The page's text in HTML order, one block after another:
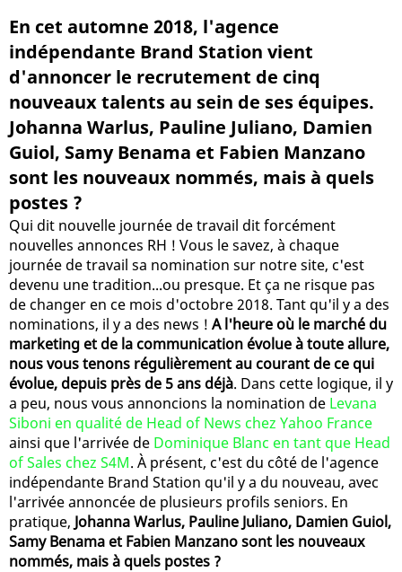
En cet automne 2018, l'agence
indépendante Brand Station vient
d'annoncer le recrutement de cinq
nouveaux talents au sein de ses équipes.
Johanna Warlus, Pauline Juliano, Damien
Guiol, Samy Benama et Fabien Manzano
sont les nouveaux nommés, mais à quels
postes ?
Qui dit nouvelle journée de travail dit forcément
nouvelles annonces RH ! Vous le savez, à chaque
journée de travail sa nomination sur notre site, c'est
devenu une tradition...ou presque. Et ça ne risque pas
de changer en ce mois d'octobre 2018. Tant qu'il y a des
nominations, il y a des news ! A l'heure où le marché du
marketing et de la communication évolue à toute allure,
nous vous tenons régulièrement au courant de ce qui
évolue, depuis près de 5 ans déjà. Dans cette logique, il y
a peu, nous vous annoncions la nomination de Levana
Siboni en qualité de Head of News chez Yahoo France
ainsi que l'arrivée de Dominique Blanc en tant que Head
of Sales chez S4M. À présent, c'est du côté de l'agence
indépendante Brand Station qu'il y a du nouveau, avec
l'arrivée annoncée de plusieurs profils seniors. En
pratique, Johanna Warlus, Pauline Juliano, Damien Guiol,
Samy Benama et Fabien Manzano sont les nouveaux
nommés, mais à quels postes ?